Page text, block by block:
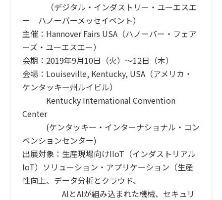
（デジタル・インダストリー・ユーエスエ
ー ハノーバーメッセイベント）
主催：Hannover Fairs USA（ハノーバー・フェア
ーズ・ユーエスエー）
会期：2019年9月10日（火）～12日（木）
会場：Louiseville, Kentucky, USA（アメリカ・
ケンタッキー州ルイビル）
Kentucky International Convention
Center
(ケンタッキー・インターナショナル・コン
ベンションセンター)
出展対象：生産現場向けIIoT（インダストリアル
IoT）ソリューション・アプリケーション（生産
性向上、データ分析とクラウド、
AIとAIが組み込まれた機械、セキュリ